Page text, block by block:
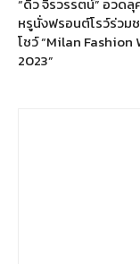
หรูนั่งฟรอนต์โรว์ร่วม
โชว์ “Milan Fashion
2023”